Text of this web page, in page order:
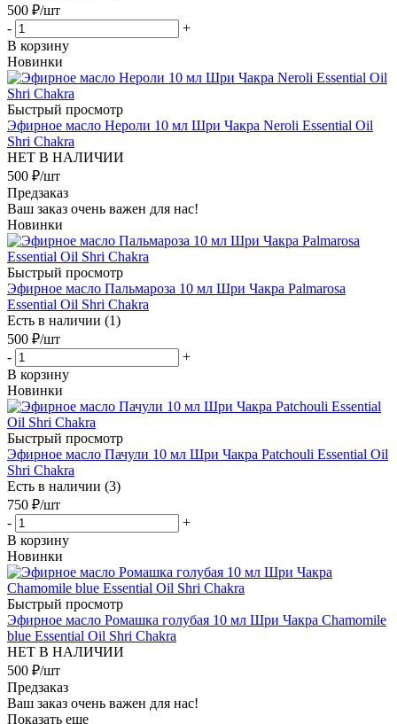
500 ₽/шт
-
+
В корзину
Новинки
Быстрый просмотр
Эфирное масло Нероли 10 мл Шри Чакра Neroli Essential Oil
Shri Chakra
НЕТ В НАЛИЧИИ
500 ₽/шт
Предзаказ
Ваш заказ очень важен для нас!
Новинки
Быстрый просмотр
Эфирное масло Пальмароза 10 мл Шри Чакра Palmarosa
Essential Oil Shri Chakra
Есть в наличии (1)
500 ₽/шт
-
+
В корзину
Новинки
Быстрый просмотр
Эфирное масло Пачули 10 мл Шри Чакра Patchouli Essential Oil
Shri Chakra
Есть в наличии (3)
750 ₽/шт
-
+
В корзину
Новинки
Быстрый просмотр
Эфирное масло Ромашка голубая 10 мл Шри Чакра Chamomile
blue Essential Oil Shri Chakra
НЕТ В НАЛИЧИИ
500 ₽/шт
Предзаказ
Ваш заказ очень важен для нас!
Показать еще